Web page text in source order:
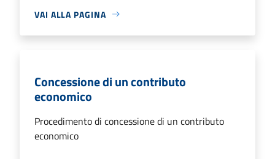
VAI ALLA PAGINA
Concessione di un contributo
economico
Procedimento di concessione di un contributo
economico